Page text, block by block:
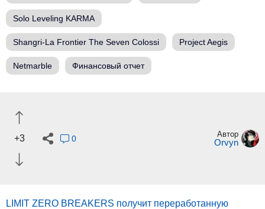
Solo Leveling KARMA
Shangri-La Frontier The Seven Colossi Project Aegis
Netmarble Финансовый отчет
+3 0 Автор
Orvyn
LIMIT ZERO BREAKERS получит переработанную